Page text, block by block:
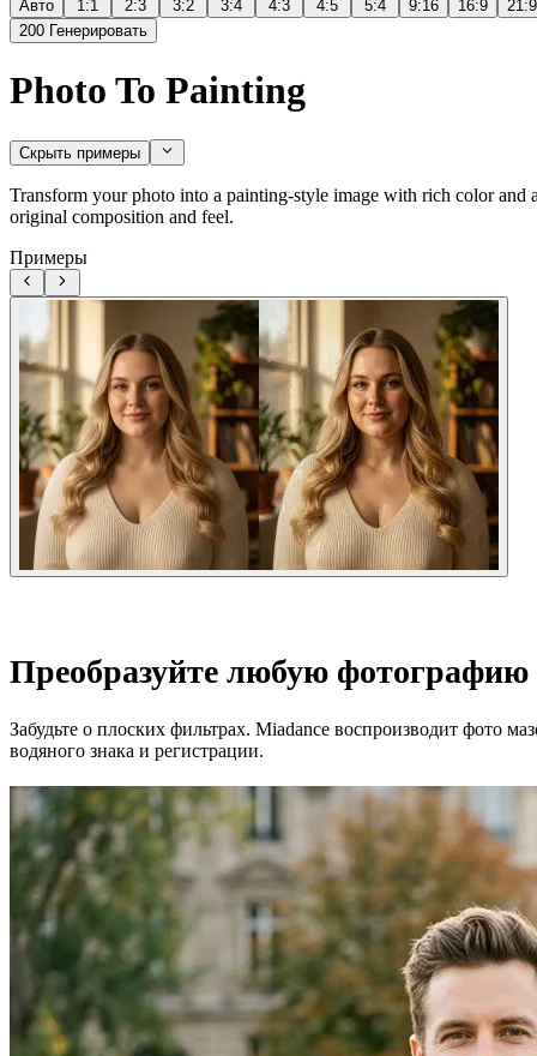
Авто 1:1 2:3 3:2 3:4 4:3 4:5 5:4 9:16 16:9
21:9
200 Генерировать
Photo To Painting
Скрыть примеры
Transform your photo into a painting-style image with rich color
original composition and feel.
Примеры
Преобразуйте любую фотографию
Забудьте о плоских фильтрах. Miadance воспроизводит фото
водяного знака и регистрации.